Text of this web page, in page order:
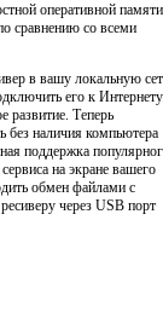
оперативной памяти
сравнению со всеми
в вашу локальную
его к
развитие. Теперь
без наличия компьютера
поддержка
на экране вашего
обмен файлами с
через USB порт